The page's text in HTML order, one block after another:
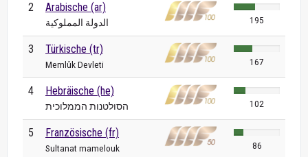
2 Arabische (ar)
الدولة المملوكية 195
3 Türkische (tr)
Memlûk Devleti 167
4 Hebräische (he)
הסולטנות הממלוכית 102
5 Französische (fr)
Sultanat mamelouk 86